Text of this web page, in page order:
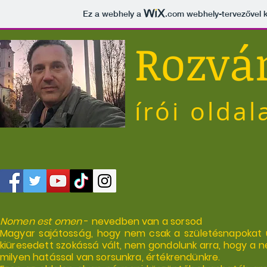
Ez a webhely a .comwebhely-tervezővel
írói
Nomen est omen- nevedben van a sorsod
Magyar sajátosság, hogy nem csak a
kiüresedett szokássá vált, nem gondolunk arra, hogy a
milyen hatással van sorsunkra, értékrendünkre.